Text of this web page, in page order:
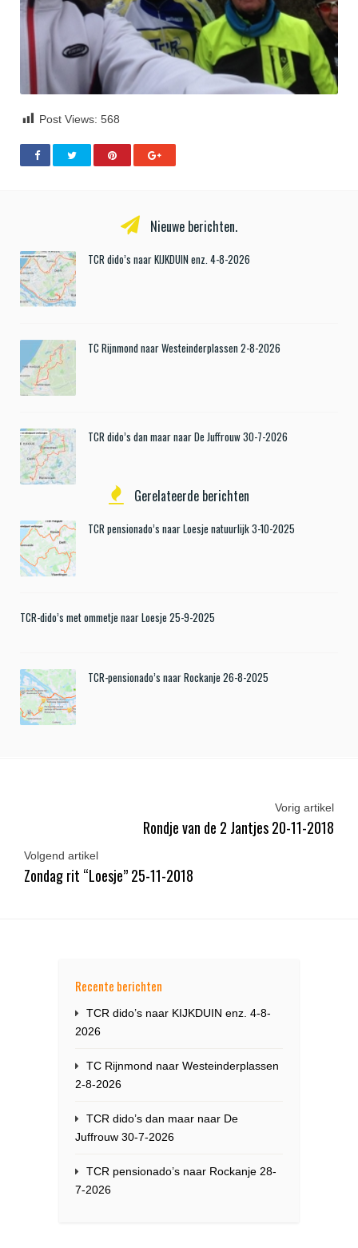
Post Views: 568
Nieuwe berichten.
TCR dido’s naar KIJKDUIN enz. 4-8-2026
TC Rijnmond naar Westeinderplassen 2-8-2026
TCR dido’s dan maar naar De Juffrouw 30-7-2026
Gerelateerde berichten
TCR pensionado’s naar Loesje natuurlijk 3-10-2025
TCR-dido’s met ommetje naar Loesje 25-9-2025
TCR-pensionado’s naar Rockanje 26-8-2025
Vorig artikel
Rondje van de 2 Jantjes 20-11-2018
Volgend artikel
Zondag rit “Loesje” 25-11-2018
Recente berichten
TCR dido’s naar KIJKDUIN enz. 4-8-
2026
TC Rijnmond naar Westeinderplassen
2-8-2026
TCR dido’s dan maar naar De
Juffrouw 30-7-2026
TCR pensionado’s naar Rockanje 28-
7-2026